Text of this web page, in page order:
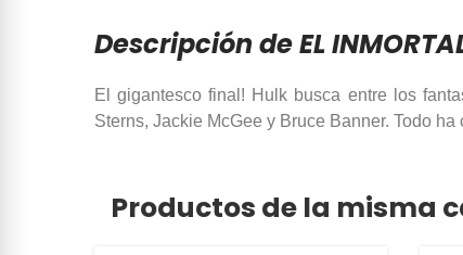
Descripción de EL INMORTAL
El gigantesco final! Hulk busca entre los
Sterns, Jackie McGee y Bruce Banner. Todo
Productos de la misma